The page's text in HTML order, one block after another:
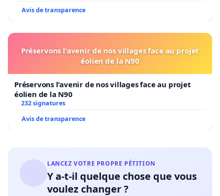
Avis de transparence
Préservons l'avenir de nos villages face au projet
éolien de la N90
Préservons l'avenir de nos villages face au projet
éolien de la N90
232 signatures
Avis de transparence
LANCEZ VOTRE PROPRE PÉTITION
Y a-t-il quelque chose que vous
voulez changer ?